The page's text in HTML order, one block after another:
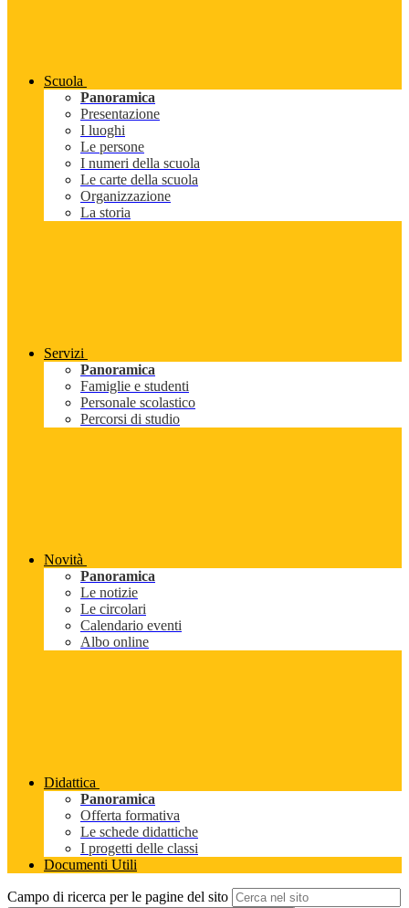
Scuola
Panoramica
Presentazione
I luoghi
Le persone
I numeri della scuola
Le carte della scuola
Organizzazione
La storia
Servizi
Panoramica
Famiglie e studenti
Personale scolastico
Percorsi di studio
Novità
Panoramica
Le notizie
Le circolari
Calendario eventi
Albo online
Didattica
Panoramica
Offerta formativa
Le schede didattiche
I progetti delle classi
Documenti Utili
Campo di ricerca per le pagine del sito